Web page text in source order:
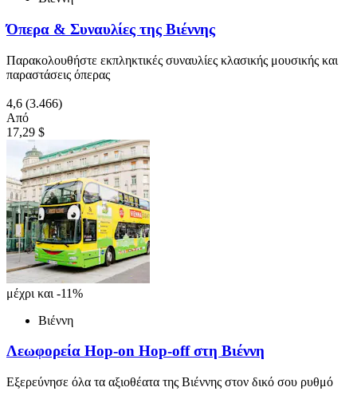
Όπερα & Συναυλίες της Βιέννης
Παρακολουθήστε εκπληκτικές συναυλίες κλασικής μουσικής και
παραστάσεις όπερας
4,6 (3.466)
Από
17,29 $
μέχρι και -11%
Βιέννη
Λεωφορεία Hop-on Hop-off στη Βιέννη
Εξερεύνησε όλα τα αξιοθέατα της Βιέννης στον δικό σου ρυθμό